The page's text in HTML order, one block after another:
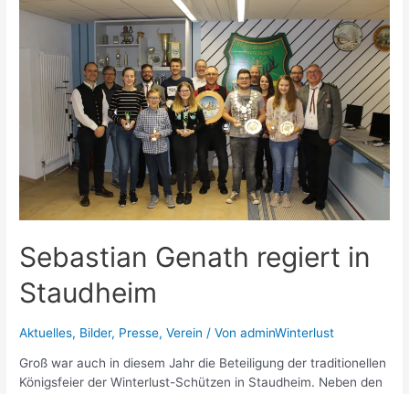
Sebastian Genath regiert in
Staudheim
Aktuelles, Bilder, Presse,Verein / VonadminWinterlust
Groß war auch in diesem Jahr die Beteiligung der traditionellen
Königsfeier der Winterlust-Schützen in Staudheim. Neben den